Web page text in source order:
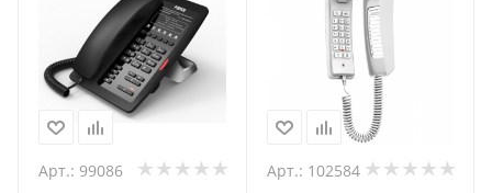
Арт.: 99086 Арт.: 102584